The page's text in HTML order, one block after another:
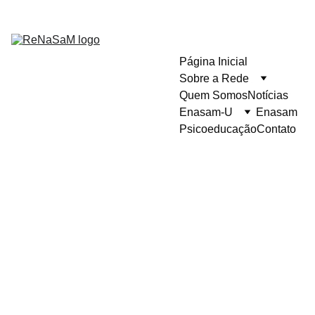
Página Inicial
Sobre a Rede
Quem SomosNotícias
Enasam-U
Enasam
PsicoeducaçãoContato